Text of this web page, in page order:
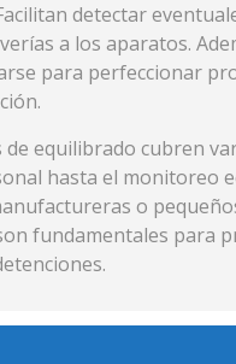
detectar
a los aparatos.
para perfeccionar
equilibrado cubren
hasta el monitoreo
o
fundamentales para